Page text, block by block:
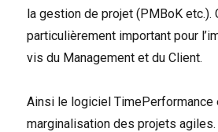
la gestion de projet (PMBoK etc.).
particulièrement important pour
vis du Management et du Client.
Ainsi le logiciel TimePerformance
marginalisation des projets agiles.